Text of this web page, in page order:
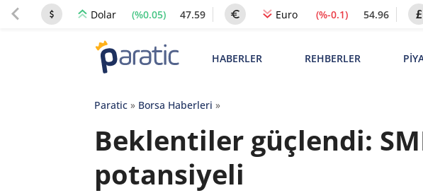
Dolar (%0.05) 47.59 Euro (%-0.1) 54.96
HABERLER REHBERLER
Paratic» Borsa Haberleri »
Beklentiler güçlendi:
potansiyeli